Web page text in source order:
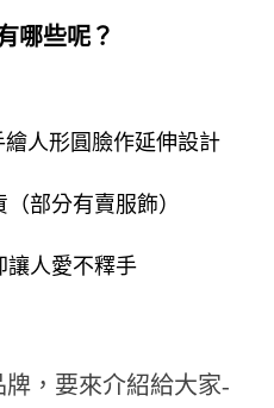
哪些呢？
人形圓臉作延伸設計
部分有賣服飾）
讓人愛不釋手
，要來介紹給大家-